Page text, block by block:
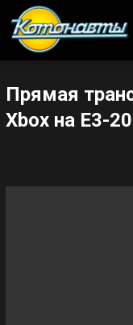
Прямая
Xbox на E3-